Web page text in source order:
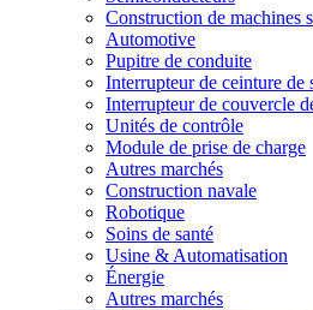
Construction de machines
Automotive
Pupitre de conduite
Interrupteur de ceinture de
Interrupteur de couvercle
Unités de contrôle
Module de prise de charge
Autres marchés
Construction navale
Robotique
Soins de santé
Usine & Automatisation
Énergie
Autres marchés